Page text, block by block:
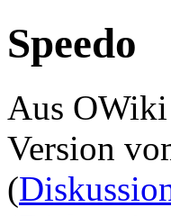
Speedo
Aus OWiki
Version
(